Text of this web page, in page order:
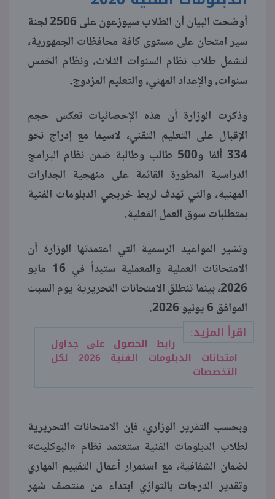
أوضحت البيان أن الطلاب سيوزعون على 2506 لجنة
سير امتحان على مستوى كافة محافظات الجمهورية،
لتشمل طلاب نظام السنوات الثلاث، ونظام الخمس
سنوات، والإعداد المهني، والتعليم المزدوج.
وذكرت الوزارة أن هذه الإحصائيات تعكس حجم
الإقبال على التعليم التقني، لاسيما مع إدراج نحو
334 ألفا و500 طالب وطالبة ضمن نظام البرامج
الدراسية المطورة القائمة على منهجية الجدارات
المهنية، والتي تهدف لربط خريجي الدبلومات الفنية
بمتطلبات سوق العمل الفعلية.
وتشير المواعيد الرسمية التي اعتمدتها الوزارة أن
الامتحانات العملية والمعملية ستبدأ في 16 مايو
2026، بينما تنطلق الامتحانات التحريرية يوم السبت
الموافق 6 يونيو 2026.
اقرأ المزيد:
رابط الحصول على جداول
امتحانات الدبلومات الفنية 2026 لكل
التخصصات
وبحسب التقرير الوزاري، فإن الامتحانات التحريرية
لطلاب الدبلومات الفنية ستعتمد نظام «البوكليت»
لضمان الشفافية، مع استمرار أعمال التقييم المهاري
وتقدير الدرجات بالتوازي ابتداء من منتصف شهر